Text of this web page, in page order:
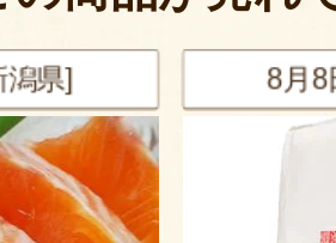
8月8日 05:23 [三重